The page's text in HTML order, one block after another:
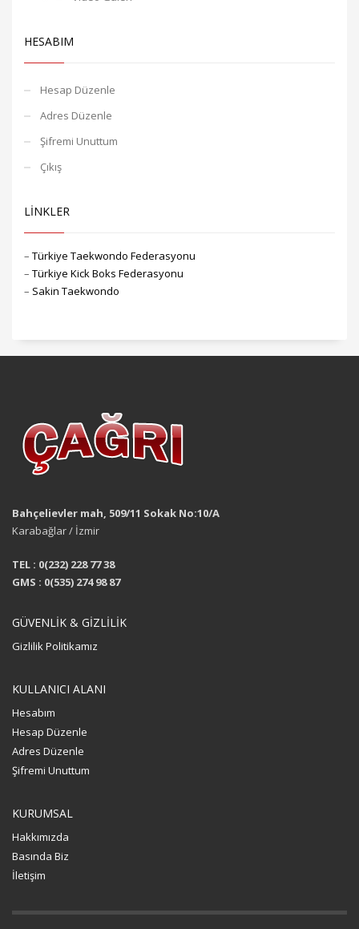
HESABIM
Hesap Düzenle
Adres Düzenle
Şifremi Unuttum
Çıkış
LİNKLER
– Türkiye Taekwondo Federasyonu
– Türkiye Kick Boks Federasyonu
– Sakin Taekwondo
Bahçelievler mah, 509/11 Sokak No:10/A
Karabağlar / İzmir
TEL : 0(232) 228 77 38
GMS : 0(535) 274 98 87
GÜVENLİK & GİZLİLİK
Gizlilik Politikamız
KULLANICI ALANI
Hesabım
Hesap Düzenle
Adres Düzenle
Şifremi Unuttum
KURUMSAL
Hakkımızda
Basında Biz
İletişim